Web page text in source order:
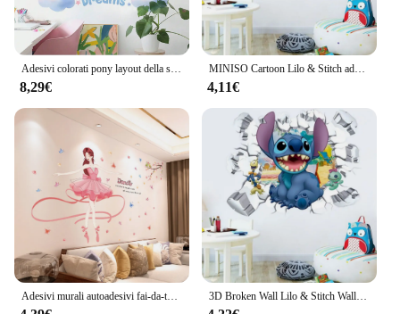
Adesivi colorati pony layout della stanza dei bambini decorazione adesivi murali della camera da letto ragazze calde adesivi simpatici cartoni animati decalcomanie murali
8,29€
MINISO Cartoon Lilo & Stitch adesivi murali per la camera dei bambini asilo soggiorno camera da letto decorazione della parete Poster animato
4,11€
3D Broken Wall Lilo & Stitch Wall Stickers per la camera dei bambini asilo soggiorno camera da letto decorazione della parete Poster animato